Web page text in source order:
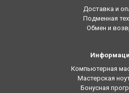
Доставка и
Подменная
Обмен и
Компьютерная
Мастерская
Бонусная